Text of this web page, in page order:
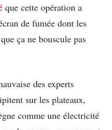
que cette opération a
de fumée dont les
ça ne bouscule pas
des experts
sur les plateaux,
comme une électricité